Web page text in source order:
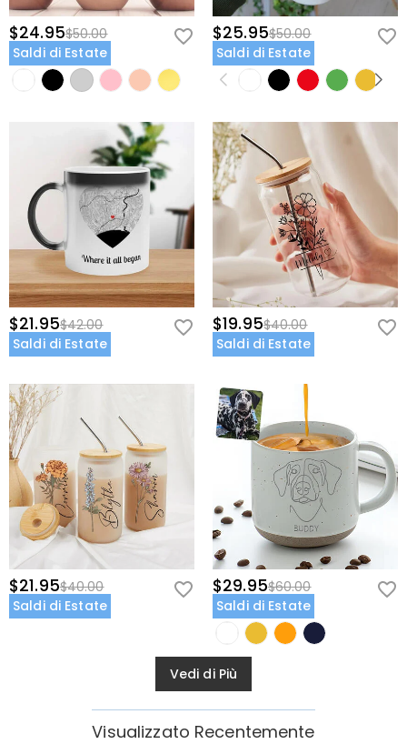
$24.95$50.00
Saldi di Estate
$25.95$50.00
Saldi di Estate
$21.95$42.00
Saldi di Estate
$19.95$40.00
Saldi di Estate
$21.95$40.00
Saldi di Estate
$29.95$60.00
Saldi di Estate
Vedi di Più
Visualizzato Recentemente